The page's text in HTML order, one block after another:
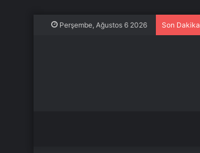
Perşembe, Ağustos 6 2026 Son